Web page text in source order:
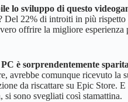
lo sviluppo di questo
Del 22% di introiti in più rispetto
offrire la migliore esperienza
è sorprendentemente
avrebbe comunque ricevuto la
da riscattare su Epic Store.
sono svegliati così stamattina.